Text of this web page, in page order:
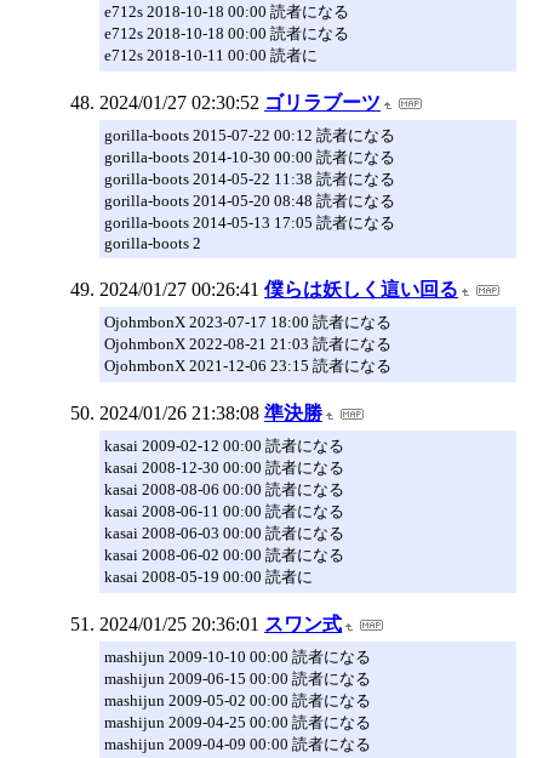
e712s 2018-10-18 00:00 読者になる
e712s 2018-10-18 00:00 読者になる
e712s 2018-10-11 00:00 読者に
2024/01/27 02:30:52 ゴリラブーツ
gorilla-boots 2015-07-22 00:12 読者になる
gorilla-boots 2014-10-30 00:00 読者になる
gorilla-boots 2014-05-22 11:38 読者になる
gorilla-boots 2014-05-20 08:48 読者になる
gorilla-boots 2014-05-13 17:05 読者になる
gorilla-boots 2
2024/01/27 00:26:41 僕らは妖しく這い回る
OjohmbonX 2023-07-17 18:00 読者になる
OjohmbonX 2022-08-21 21:03 読者になる
OjohmbonX 2021-12-06 23:15 読者になる
2024/01/26 21:38:08 準決勝
kasai 2009-02-12 00:00 読者になる
kasai 2008-12-30 00:00 読者になる
kasai 2008-08-06 00:00 読者になる
kasai 2008-06-11 00:00 読者になる
kasai 2008-06-03 00:00 読者になる
kasai 2008-06-02 00:00 読者になる
kasai 2008-05-19 00:00 読者に
2024/01/25 20:36:01 スワン式
mashijun 2009-10-10 00:00 読者になる
mashijun 2009-06-15 00:00 読者になる
mashijun 2009-05-02 00:00 読者になる
mashijun 2009-04-25 00:00 読者になる
mashijun 2009-04-09 00:00 読者になる